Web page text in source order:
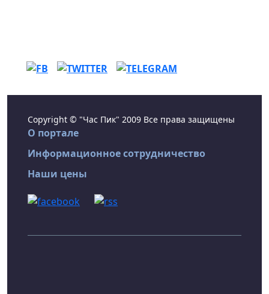
Copyright © "Час Пик" 2009 Все права защищены
О портале
Информационное сотрудничество
Наши цены